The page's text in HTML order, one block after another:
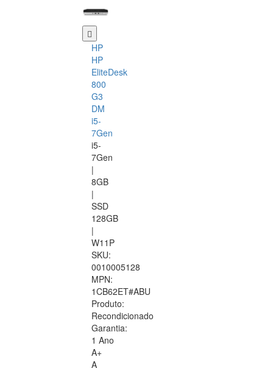
HP
HP
EliteDesk
800
G3
DM
i5-
7Gen
i5-
7Gen
|
8GB
|
SSD
128GB
|
W11P
SKU:
0010005128
MPN:
1CB62ET#ABU
Produto:
Recondicionado
Garantia:
1 Ano
A+
A